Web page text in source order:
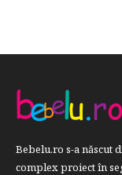
Bebelu.ro s-a născut
complex proiect în